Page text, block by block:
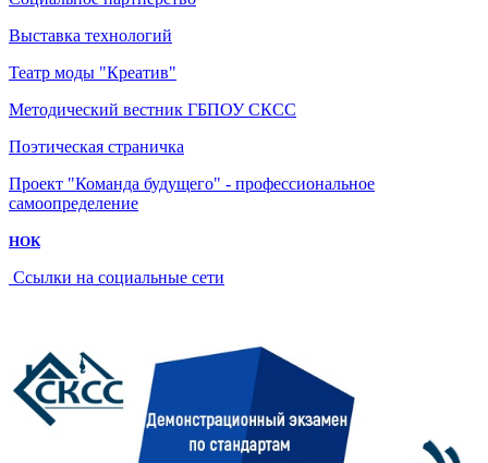
Выставка технологий
Театр моды "Креатив"
Методический вестник ГБПОУ СКСС
Поэтическая страничка
Проект "Команда будущего" - профессиональное
самоопределение
НОК
Ссылки на социальные сети